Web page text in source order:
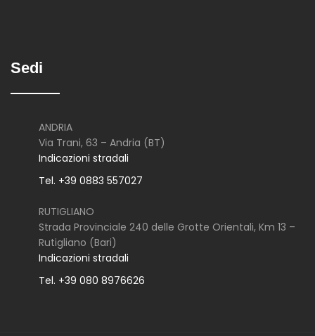
Sedi
ANDRIA
Via Trani, 63 – Andria (BT)
Indicazioni stradali
Tel. +39 0883 557027
RUTIGLIANO
Strada Provinciale 240 delle Grotte Orientali, Km 13 –
Rutigliano (Bari)
Indicazioni stradali
Tel. +39 080 8976626